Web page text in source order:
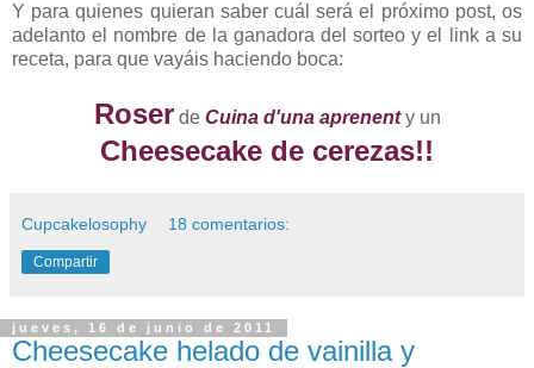
Y para quienes quieran saber cuál será el próximo post, os
adelanto el nombre de la ganadora del sorteo y el link a su
receta, para que vayáis haciendo boca:
Roserde Cuina d'una aprenent y un
Cheesecake de cerezas!!
Cupcakelosophy 18 comentarios:
Compartir
jueves, 16 de junio de 2011
Cheesecake helado de vainilla y